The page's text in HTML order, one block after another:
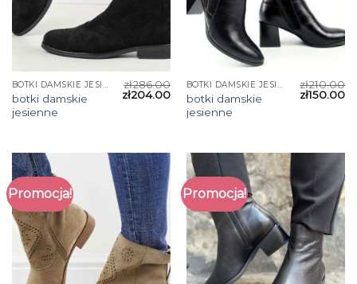
BOTKI DAMSKIE JESIENNE
botki damskie
jesienne
zł286.00
zł204.00
BOTKI DAMSKIE JESIENNE
botki damskie
jesienne
zł210.00
zł150.00
Promocja! Promocja!